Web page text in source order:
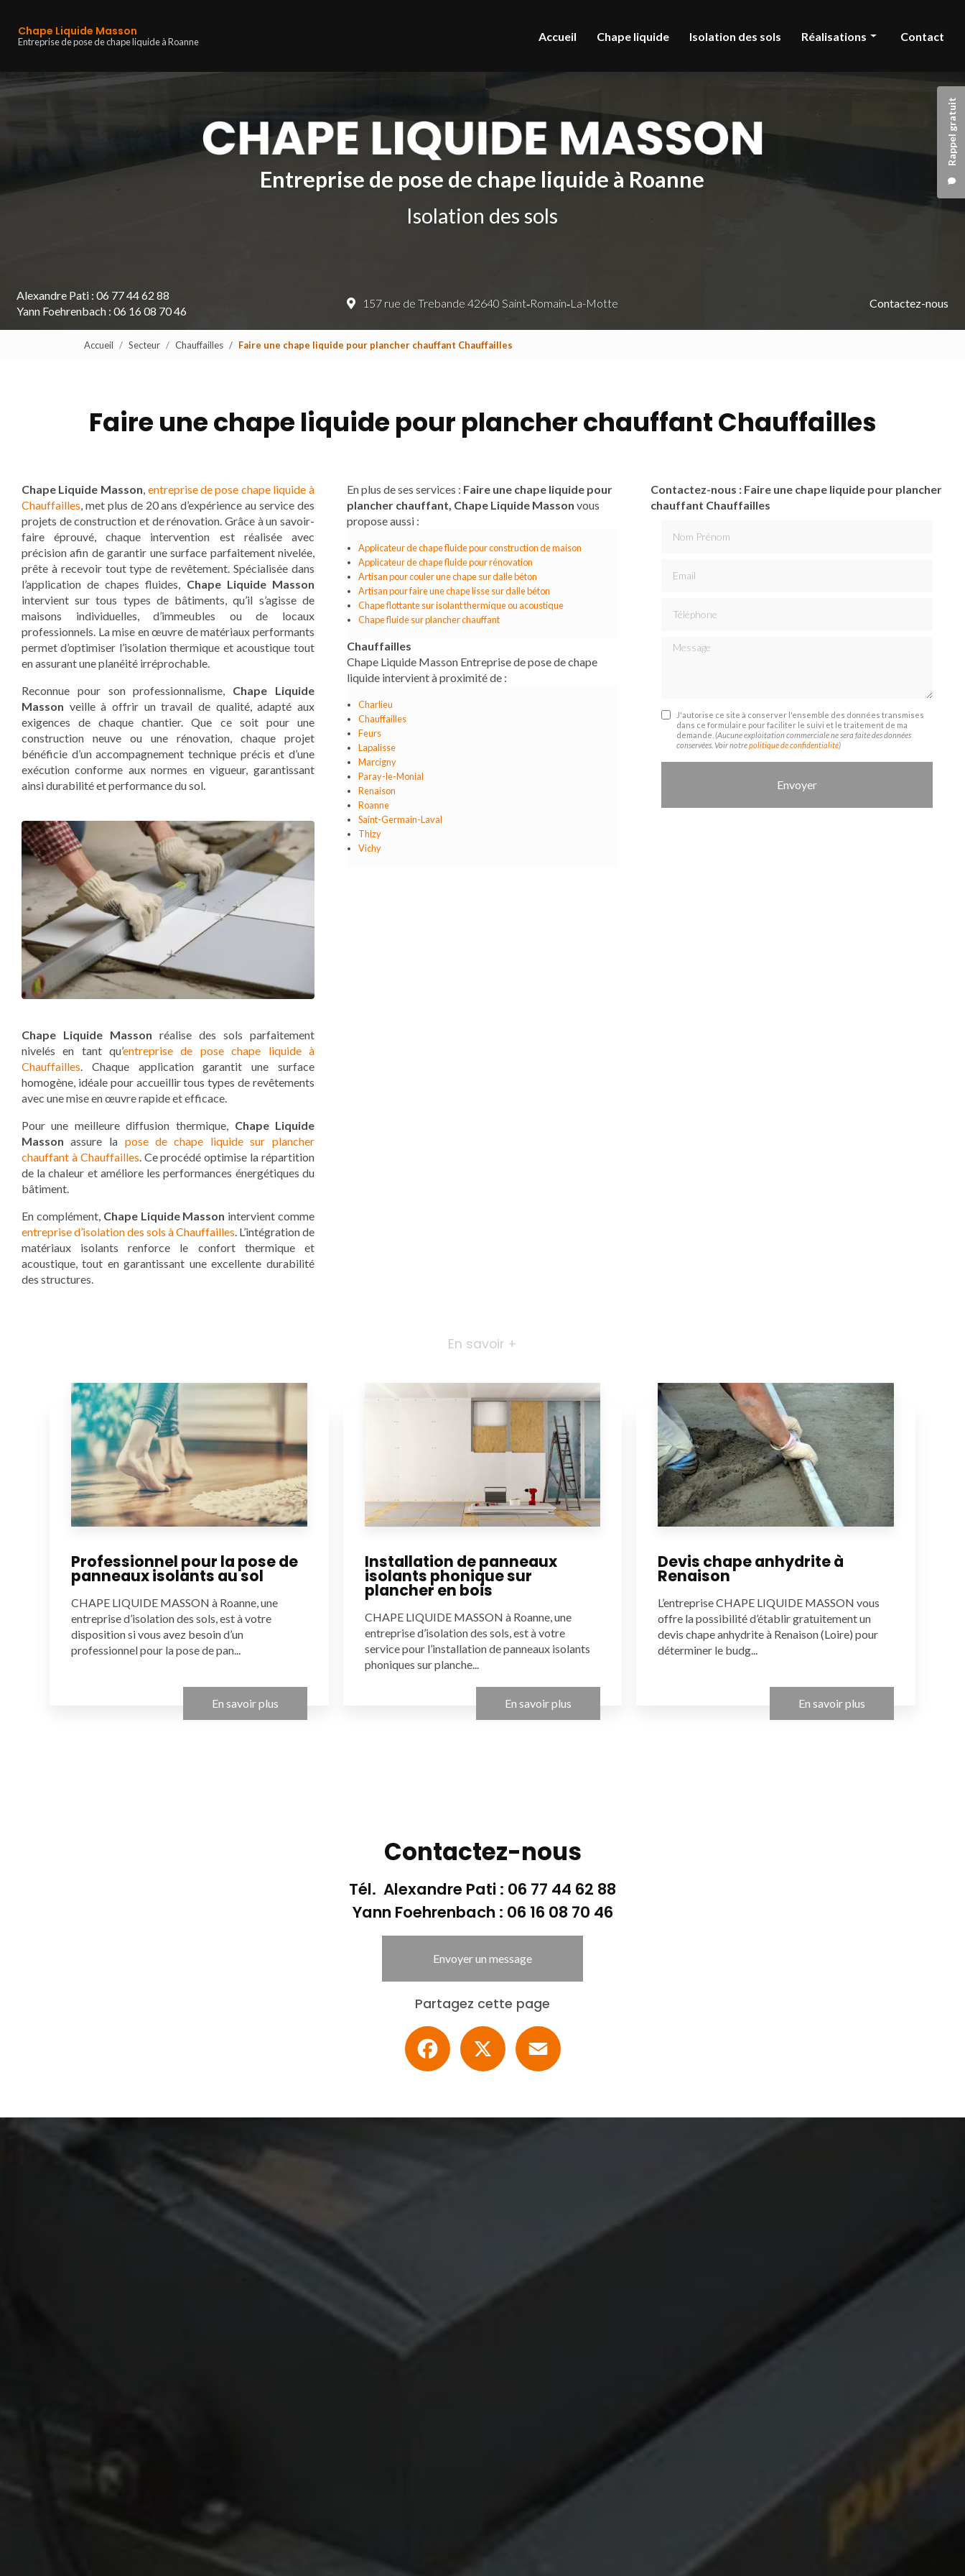
contenu
Chape Liquide Masson
Entreprise de pose de chape liquide à Roanne
Rappel gratuit
Accueil Chape liquide Isolation des sols Réalisations Contact
Entreprise de pose de chape liquide à Roanne
Isolation des sols
Alexandre Pati : 06 77 44 62 88
Yann Foehrenbach : 06 16 08 70 46
157 rue de Trebande 42640 Saint‑Romain‑La-Motte Contactez-nous
Accueil Secteur Chauffailles Faire une chape liquide pour plancher chauffant Chauffailles
Faire une chape liquide pour plancher chauffant Chauffailles
Chape Liquide Masson, entreprise de pose chape liquide à
Chauffailles, met plus de 20 ans d’expérience au service des
projets de construction et de rénovation. Grâce à un savoir-
faire éprouvé, chaque intervention est réalisée avec
précision afin de garantir une surface parfaitement nivelée,
prête à recevoir tout type de revêtement. Spécialisée dans
l’application de chapes fluides, Chape Liquide Masson
intervient sur tous types de bâtiments, qu’il s’agisse de
maisons individuelles, d’immeubles ou de locaux
professionnels. La mise en œuvre de matériaux performants
permet d’optimiser l’isolation thermique et acoustique tout
en assurant une planéité irréprochable.
Reconnue pour son professionnalisme, Chape Liquide
Masson veille à offrir un travail de qualité, adapté aux
exigences de chaque chantier. Que ce soit pour une
construction neuve ou une rénovation, chaque projet
bénéficie d’un accompagnement technique précis et d’une
exécution conforme aux normes en vigueur, garantissant
ainsi durabilité et performance du sol.
Chape Liquide Masson réalise des sols parfaitement
nivelés en tant qu’entreprise de pose chape liquide à
Chauffailles . Chaque application garantit une surface
homogène, idéale pour accueillir tous types de revêtements
avec une mise en œuvre rapide et efficace.
Pour une meilleure diffusion thermique, Chape Liquide
Masson assure la pose de chape liquide sur plancher
chauffant à Chauffailles . Ce procédé optimise la répartition
de la chaleur et améliore les performances énergétiques du
bâtiment.
En complément, Chape Liquide Masson intervient comme
entreprise d’isolation des sols à Chauffailles . L’intégration de
matériaux isolants renforce le confort thermique et
acoustique, tout en garantissant une excellente durabilité
des structures.
En plus de ses services : Faire une chape liquide pour
plancher chauffant, Chape Liquide Masson vous
propose aussi :
Applicateur de chape fluide pour construction de maison
Applicateur de chape fluide pour rénovation
Artisan pour couler une chape sur dalle béton
Artisan pour faire une chape lisse sur dalle béton
Chape flottante sur isolant thermique ou acoustique
Chape fluide sur plancher chauffant
Chauffailles
Chape Liquide Masson Entreprise de pose de chape
liquide intervient à proximité de :
Charlieu
Chauffailles
Feurs
Lapalisse
Marcigny
Paray-le-Monial
Renaison
Roanne
Saint-Germain-Laval
Thizy
Vichy
Contactez-nous : Faire une chape liquide pour plancher
chauffant Chauffailles
Message
J'autorise ce site à conserver l'ensemble des données transmises
dans ce formulaire pour faciliter le suivi et le traitement de ma
demande. (Aucune exploitation commerciale ne sera faite des données
conservées. Voir notrepolitique de confidentialité)
En savoir +
Professionnel pour la pose de
panneaux isolants au sol
CHAPE LIQUIDE MASSON à Roanne, une
entreprise d’isolation des sols, est à votre
disposition si vous avez besoin d’un
professionnel pour la pose de pan...
En savoir plus
Installation de panneaux
isolants phonique sur
plancher en bois
CHAPE LIQUIDE MASSON à Roanne, une
entreprise d’isolation des sols, est à votre
service pour l’installation de panneaux isolants
phoniques sur planche...
En savoir plus
Devis chape anhydrite à
Renaison
L’entreprise CHAPE LIQUIDE MASSON vous
offre la possibilité d’établir gratuitement un
devis chape anhydrite à Renaison (Loire) pour
déterminer le budg...
En savoir plus
Contactez-nous
Tél. Alexandre Pati : 06 77 44 62 88
Yann Foehrenbach : 06 16 08 70 46
Envoyer un message
Partagez cette page
Facebook